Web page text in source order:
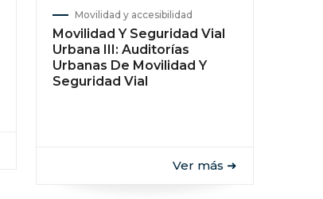
Movilidad y accesibilidad
Movilidad Y Seguridad Vial
Urbana III: Auditorías
Urbanas De Movilidad Y
Seguridad Vial
Ver más ➜